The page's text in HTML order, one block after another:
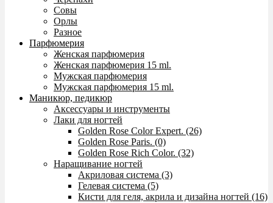
Совы
Орлы
Разное
Парфюмерия
Женская парфюмерия
Женская парфюмерия 15 ml.
Мужская парфюмерия
Мужская парфюмерия 15 ml.
Маникюр, педикюр
Аксессуары и инструменты
Лаки для ногтей
Golden Rose Color Expert. (26)
Golden Rose Paris. (0)
Golden Rose Rich Color. (32)
Наращивание ногтей
Акриловая система (3)
Гелевая система (5)
Кисти для геля, акрила и дизайна ногтей (16)